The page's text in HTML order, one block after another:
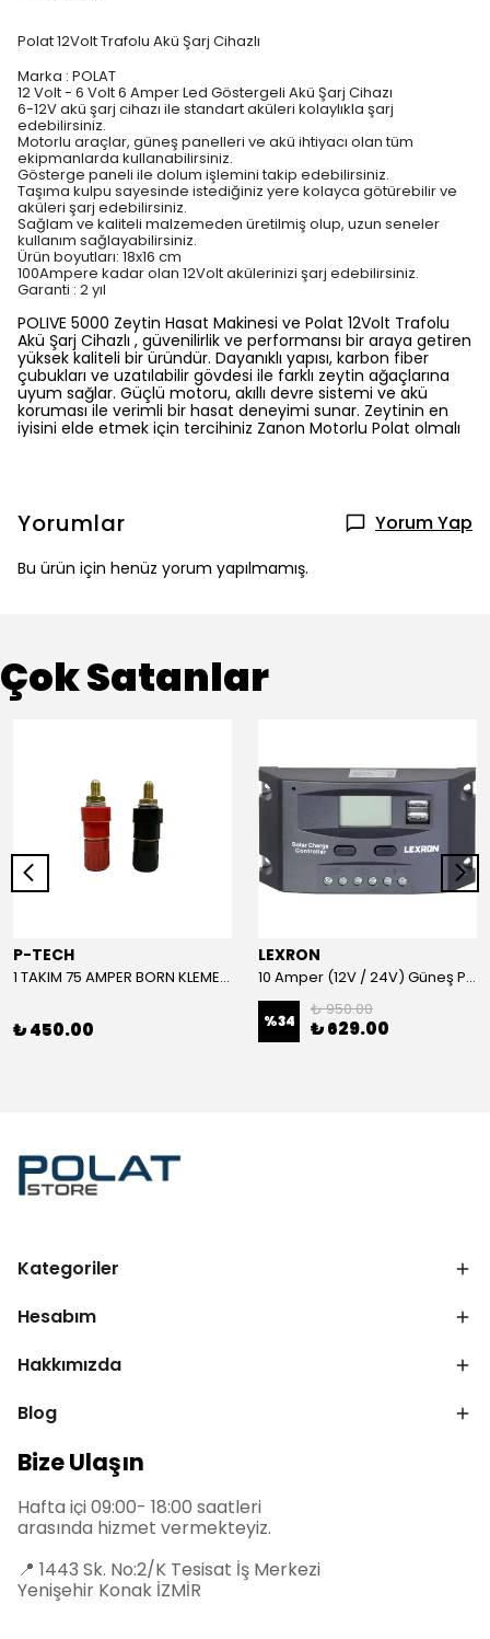
Polat 12Volt Trafolu Akü Şarj Cihazlı
Marka : POLAT
12 Volt - 6 Volt 6 Amper Led Göstergeli Akü Şarj Cihazı
6-12V akü şarj cihazı ile standart aküleri kolaylıkla şarj
edebilirsiniz.
Motorlu araçlar, güneş panelleri ve akü ihtiyacı olan tüm
ekipmanlarda kullanabilirsiniz.
Gösterge paneli ile dolum işlemini takip edebilirsiniz.
Taşıma kulpu sayesinde istediğiniz yere kolayca götürebilir ve
aküleri şarj edebilirsiniz.
Sağlam ve kaliteli malzemeden üretilmiş olup, uzun seneler
kullanım sağlayabilirsiniz.
Ürün boyutları: 18x16 cm
100Ampere kadar olan 12Volt akülerinizi şarj edebilirsiniz.
Garanti : 2 yıl
POLIVE 5000 Zeytin Hasat Makinesi ve Polat 12Volt Trafolu
Akü Şarj Cihazlı , güvenilirlik ve performansı bir araya getiren
yüksek kaliteli bir üründür. Dayanıklı yapısı, karbon fiber
çubukları ve uzatılabilir gövdesi ile farklı zeytin ağaçlarına
uyum sağlar. Güçlü motoru, akıllı devre sistemi ve akü
koruması ile verimli bir hasat deneyimi sunar. Zeytinin en
iyisini elde etmek için tercihiniz Zanon Motorlu Polat olmalı
Yorumlar Yorum Yap
Bu ürün için henüz yorum yapılmamış.
Çok Satanlar
P-TECH
1 TAKIM 75 AMPER BORN KLEMENS (KIRMIZI-SİYAH)
₺ 450.00
LEXRON
10 Amper (12V / 24V) Güneş Paneli Şarj Kontrol Cihazı
%34
₺ 950.00
₺ 629.00
Kategoriler
Hesabım
Hakkımızda
Blog
Bize Ulaşın
Hafta içi 09:00- 18:00 saatleri
arasında hizmet vermekteyiz.
📍 1443 Sk. No:2/K Tesisat İş Merkezi
Yenişehir Konak İZMİR